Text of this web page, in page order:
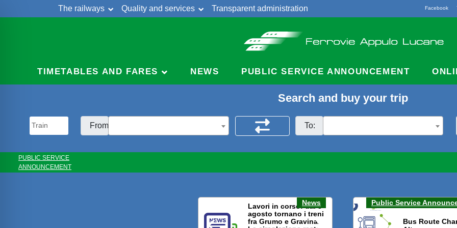
The railways Quality and services
Transparent administration
Facebook
TIMETABLES AND FARES NEWS PUBLIC SERVICE ANNOUNCEMENT
Search and buy your trip
From: To:
PUBLIC SERVICE
ANNOUNCEMENT
News
Lavori in corso: dal 3
agosto tornano i treni
fra Grumo e Gravina.
Public Service
Bus Route